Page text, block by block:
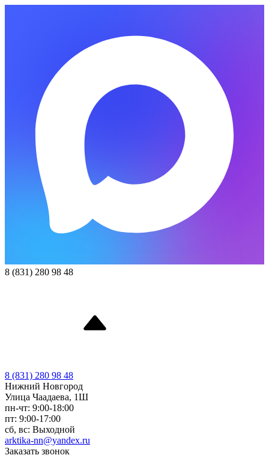
8 (831) 280 98 48
8 (831) 280 98 48
Нижний Новгород
Улица Чаадаева, 1Ш
пн-чт: 9:00-18:00
пт: 9:00-17:00
сб, вс: Выходной
arktika-nn@yandex.ru
Заказать звонок